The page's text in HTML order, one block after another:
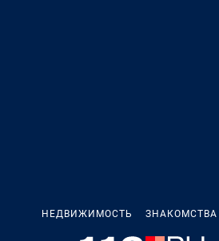
НЕДВИЖИМОСТЬ ЗНАКОМСТВА